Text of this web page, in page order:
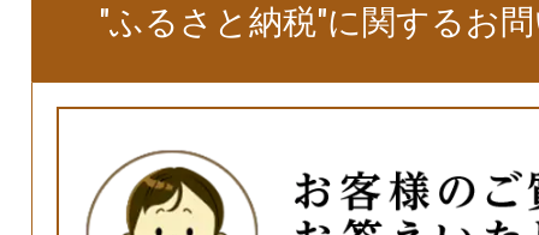
"ふるさと納税"に関するお